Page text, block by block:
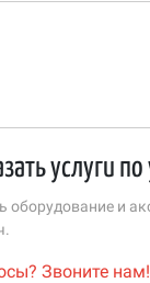
услуги
и
Звоните нам!